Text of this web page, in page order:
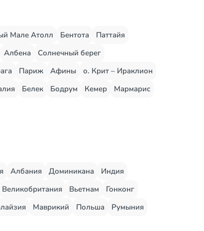
Мале Атолл Бентота
Паттайя
Албена
Солнечный берег
Париж Афины
о. Крит – Ираклион
Белек Бодрум Кемер Мармарис
Албания Доминикана
Индия
Великобритания Вьетнам
Гонконг
Маврикий Польша
Румыния